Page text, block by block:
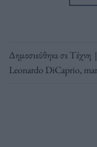
Δημοσιεύθηκε σεΤέχνη |
Leonardo DiCaprio,